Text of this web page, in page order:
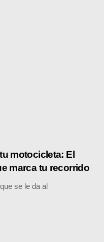
motocicleta: El
marca tu recorrido
se le da al